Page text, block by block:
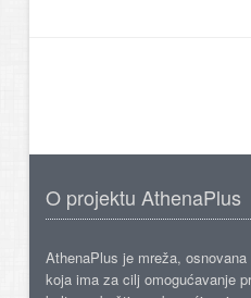
O projektu AthenaPlus
AthenaPlus je mreža,
koja ima za cilj omogućavanje